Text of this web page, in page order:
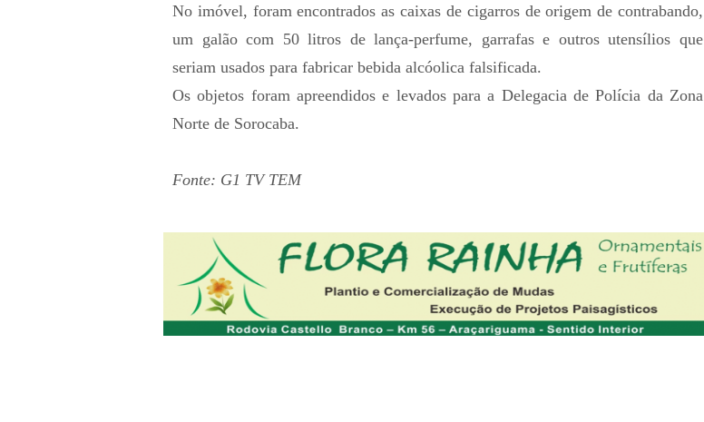
No imóvel, foram encontrados as caixas de cigarros de origem de contrabando,
um galão com 50 litros de lança-perfume, garrafas e outros utensílios que
seriam usados para fabricar bebida alcóolica falsificada.
Os objetos foram apreendidos e levados para a Delegacia de Polícia da Zona
Norte de Sorocaba.
Fonte: G1 TV TEM